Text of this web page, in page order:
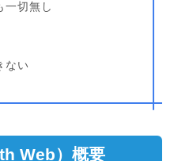
一切無し
ない
Web）概要